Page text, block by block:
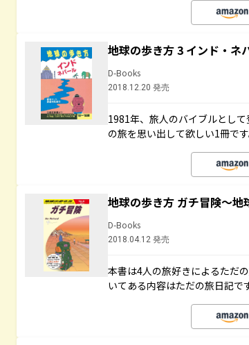
地球の歩き方 3 インド・ネ
D-Books
2018.12.20 発売
1981年、旅人のバイブルとし
の旅を思い出して欲しい1冊です
地球の歩き方 ガチ冒険～
D-Books
2018.04.12 発売
本書は4人の旅好きによるただ
いてある内容はただの旅日記で